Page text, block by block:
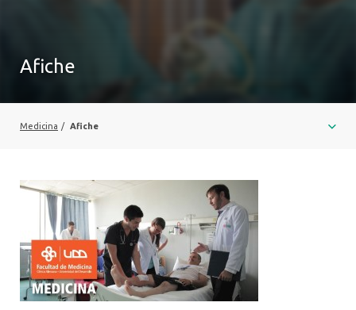
Afiche
Medicina / Afiche